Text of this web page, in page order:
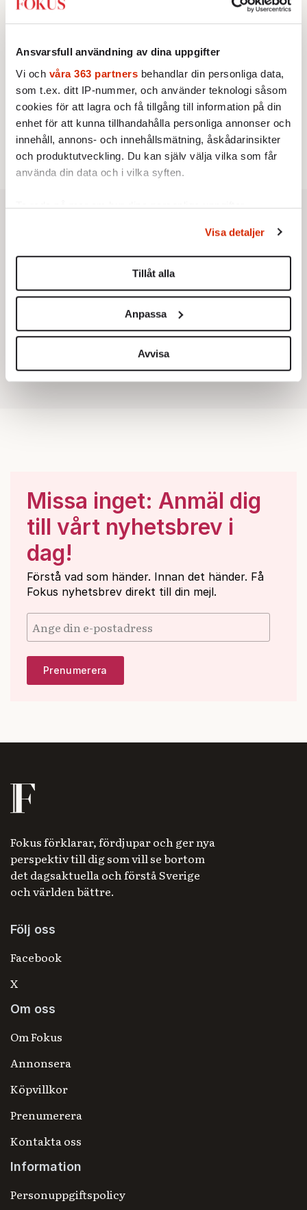
Ansvarsfull användning av dina uppgifter
Vi och våra 363 partners behandlar din personliga data,
som t.ex. ditt IP-nummer, och använder teknologi såsom
cookies för att lagra och få tillgång till information på din
enhet för att kunna tillhandahålla personliga annonser och
innehåll, annons- och innehållsmätning, åskådarinsikter
och produktutveckling. Du kan själv välja vilka som får
använda din data och i vilka syften.
Ta reda på mer om hur dina personliga uppgifter
Du kan ändra eller dra tillbaka ditt samtycke när som
helst från cookie-förklaringen.
Vi använder enhetsidentifierare för att anpassa innehållet
för sociala medier och analysera vår trafik. Vi
vidarebefordrar även sådana identifierare och annan
information från din enhet till de sociala medier och
annons- och analysföretag som vi samarbetar med.
Visa detaljer
Tillåt alla
Anpassa
Avvisa
3.Frans Wachtmeister:
Ja, AC är ett hot mot den
franska civilisationen
4.Nina Lekander:På ”Kommunisthögskolan” drömde
alla om att vara arbetarklass
STICKET
5.Bitte Assarmo: Sagan om den lågbegåvade
ursprungsbefolkningen i Filipstad
6.Sakine Madon:Efter islamistdådet oroar sig
vänstern för Agnes Wold
Missa inget: Anmäl dig
till vårt nyhetsbrev i
dag!
Förstå vad som händer. Innan det händer. Få
Fokus nyhetsbrev direkt till din mejl.
Fokus förklarar, fördjupar och ger nya
perspektiv till dig som vill se bortom
det dagsaktuella och förstå Sverige
och världen bättre.
Följ oss
Facebook
X
Om oss
Om Fokus
Annonsera
Köpvillkor
Prenumerera
Kontakta oss
Information
Personuppgiftspolicy